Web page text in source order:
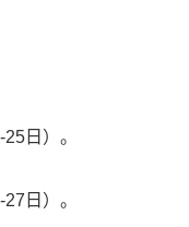
日）。
日）。